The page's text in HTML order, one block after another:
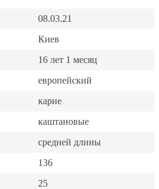
08.03.21
Киев
16 лет 1 месяц
европейский
карие
каштановые
средней длины
136
25